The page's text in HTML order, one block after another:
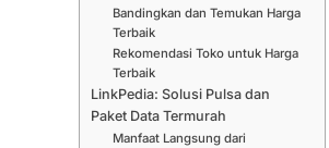
Bandingkan dan Temukan Harga
Terbaik
Rekomendasi Toko untuk Harga
Terbaik
LinkPedia: Solusi Pulsa dan
Paket Data Termurah
Manfaat Langsung dari